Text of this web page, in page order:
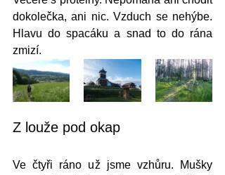
dokolečka, ani nic. Vzduch se nehýbe.
Hlavu do spacáku a snad to do rána
zmizí.
Z louže pod okap
Ve čtyři ráno už jsme vzhůru. Mušky